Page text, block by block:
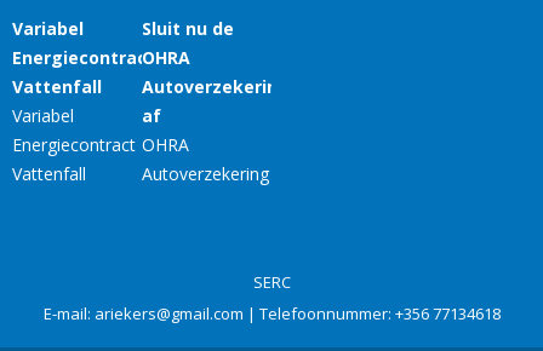
SERC
E-mail: ariekers@gmail.com | Telefoonnummer: +356 77134618